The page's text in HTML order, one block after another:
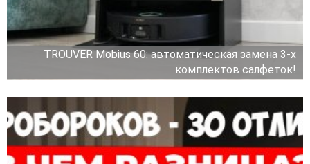
TROUVER Mobius 60: автоматическая замена 3-х
комплектов салфеток!